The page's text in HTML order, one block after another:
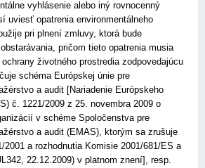
vyhlásenie alebo iný rovnocenný
uviesť opatrenia environmentálneho
pri plnení zmluvy, ktorá bude
pričom tieto opatrenia musia
životného prostredia zodpovedajúcu
schéma Európskej únie pre
a audit [Nariadenie Európskeho
č. 1221/2009 z 25. novembra 2009 o
v schéme Spoločenstva pre
a audit (EMAS), ktorým sa zrušuje
2001 a rozhodnutia Komisie 2001/681/ES a
22.12.2009) v platnom znení], resp.